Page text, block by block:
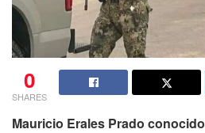
0
SHARES
Mauricio Erales Prado